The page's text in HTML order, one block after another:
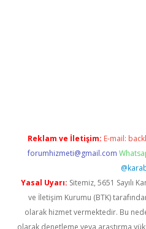
Reklam ve İletişim: E-mail:
forumhizmeti@gmail.com
Yasal Uyarı: Sitemiz, 5651 Sayılı
ve İletişim Kurumu (BTK)
olarak hizmet vermektedir. Bu
olarak denetleme veya araştırma